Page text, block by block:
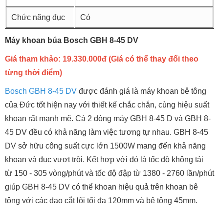
Chức năng đục Có
Máy khoan búa Bosch GBH 8-45 DV
Giá tham khảo: 19.330.000đ (Giá có thể thay đổi theo
từng thời điểm)
Bosch GBH 8-45 DV được đánh giá là máy khoan bê tông
của Đức tốt hiện nay với thiết kế chắc chắn, cùng hiệu suất
khoan rất mạnh mẽ. Cả 2 dòng máy GBH 8-45 D và GBH 8-
45 DV đều có khả năng làm việc tương tự nhau. GBH 8-45
DV sở hữu công suất cực lớn 1500W mang đến khả năng
khoan và đục vượt trội. Kết hợp với đó là tốc độ không tải
từ 150 - 305 vòng/phút và tốc độ đập từ 1380 - 2760 lần/phút
giúp GBH 8-45 DV có thể khoan hiệu quả trên khoan bê
tông với các dao cắt lõi tối đa 120mm và bê tông 45mm.